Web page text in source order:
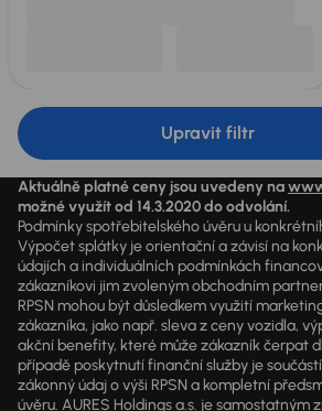
Upravit filtr
Aktuálně platné ceny jsou uvedeny na
možné využít od 14.3.2020 do odvolání.
Podmínky spotřebitelského úvěru u
Výpočet splátky je orientační a závisí na
údajích a individuálních podmínkách
zákazníkovi jim zvoleným obchodním
RPSN mohou být důsledkem využití
zákazníka, jako např. sleva z ceny vozidla,
akční benefity, které může zákazník čerpat
případě poskytnutí finanční služby je
zákonný údaj o výši RPSN a kompletní
úvěru. AURES Holdings a.s. je samostatným